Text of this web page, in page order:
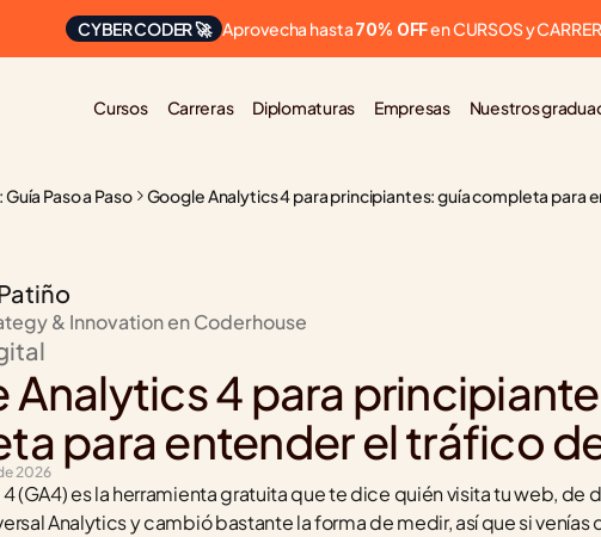
CYBER CODER 🚀 Aprovecha hasta 70% OFF en CURSOS y
Cursos Carreras Diplomaturas Empresas Nuestros
Paso a Paso Google Analytics 4 para principiantes: guía completa para
& Innovation en Coderhouse
Analytics 4 para
para entender el tráfico
2026
(GA4) es la herramienta gratuita que te dice quién visita tu web, de
Analytics y cambió bastante la forma de medir, así que si venías